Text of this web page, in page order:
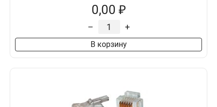
0,00 ₽
– +
В корзину